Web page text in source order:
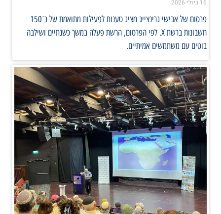
16 ביולי 2026
פרסום של אבישי גרינצייג מציג טענות לפעילות מתואמת של כ־150
חשבונות ברשת X. לפי הפרסום, הרשת פעלה במשך כשנתיים ושילבה
בוטים עם משתמשים אמיתיים.